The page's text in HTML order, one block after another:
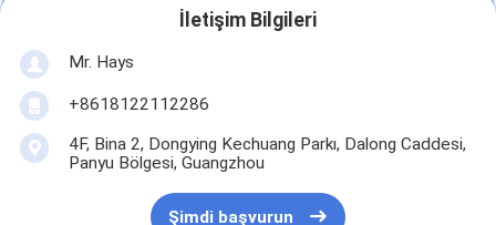
Slot Makinesi Yazılımı
Slot Makinesi Aksesuarları
İletişim Bilgileri
Mr. Hays
+8618122112286
4F, Bina 2, Dongying Kechuang Parkı, Dalong Caddesi,
Panyu Bölgesi, Guangzhou
Şimdi başvurun